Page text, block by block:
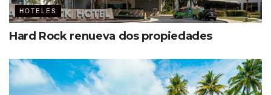
HOTELES
Hard Rock renueva dos propiedades